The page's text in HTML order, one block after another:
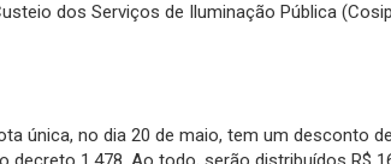
dos Serviços de Iluminação Pública
única, no dia 20 de maio, tem um desconto